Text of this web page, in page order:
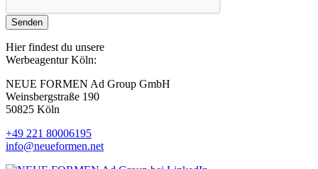
Senden
Hier findest du unsere
Werbeagentur Köln:
NEUE FORMEN Ad Group GmbH
Weinsbergstraße 190
50825 Köln
+49 221 80006195
info@neueformen.net